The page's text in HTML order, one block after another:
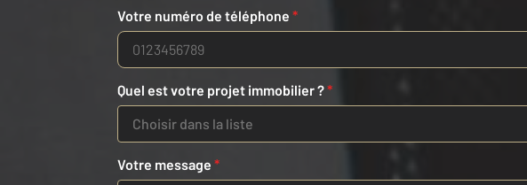
Votre numéro de téléphone *
Quel est votre projet immobilier ?*
Choisir dans la liste
Votre message *